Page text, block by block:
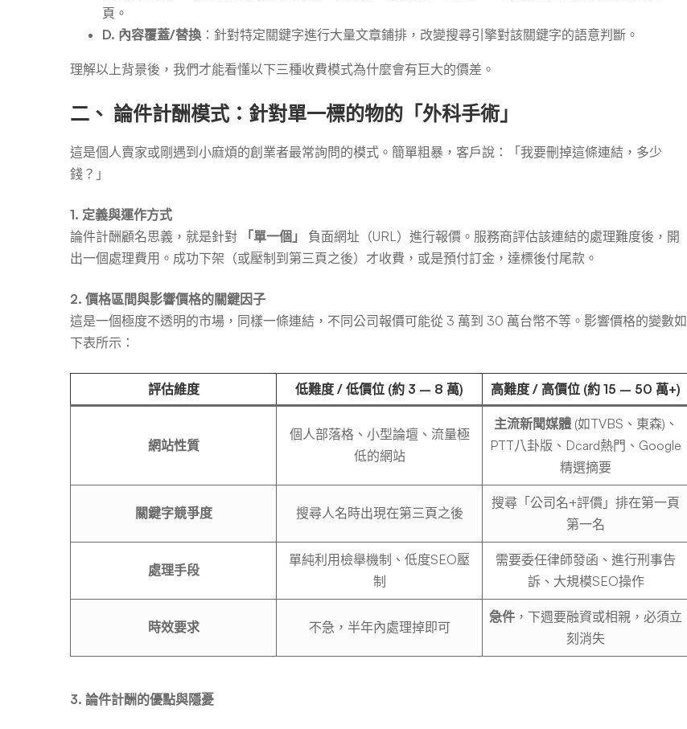
頁。
D. 內容覆蓋/替換 ：針對特定關鍵字進行大量文章鋪排，改變搜尋引擎對該關鍵字的語意判斷。
理解以上背景後，我們才能看懂以下三種收費模式為什麼會有巨大的價差。
二、 論件計酬模式：針對單一標的物的「外科手術」
這是個人賣家或剛遇到小麻煩的創業者最常詢問的模式。簡單粗暴，客戶說：「我要刪掉這條連結，多少
錢？」
1. 定義與運作方式
論件計酬顧名思義，就是針對
「單一個」
負面網址（URL）進行報價。服務商評估該連結的處理難度後，開
出一個處理費用。成功下架（或壓制到第三頁之後）才收費，或是預付訂金，達標後付尾款。
2. 價格區間與影響價格的關鍵因子
這是一個極度不透明的市場，同樣一條連結，不同公司報價可能從 3 萬到 30 萬台幣不等。影響價格的變數如
下表所示：
評估維度 低難度 / 低價位 (約 3 – 8 萬) 高難度 / 高價位 (約 15 – 50 萬+)
網站性質
個人部落格、小型論壇、流量極
低的網站
主流新聞媒體(如TVBS、東森)、
PTT八卦版、Dcard熱門、Google
精選摘要
關鍵字競爭度 搜尋人名時出現在第三頁之後
搜尋「公司名+評價」排在第一頁
第一名
處理手段
單純利用檢舉機制、低度SEO壓
制
需要委任律師發函、進行刑事告
訴、大規模SEO操作
時效要求 不急，半年內處理掉即可
急件 ，下週要融資或相親，必須立
刻消失
3. 論件計酬的優點與隱憂